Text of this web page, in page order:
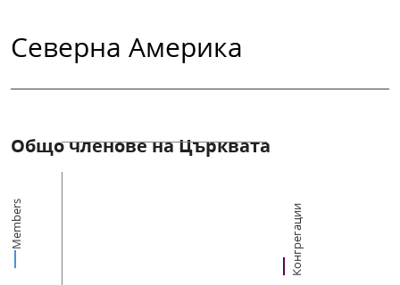
Северна Америка
Общо членове на Църквата
Members Конгрегации